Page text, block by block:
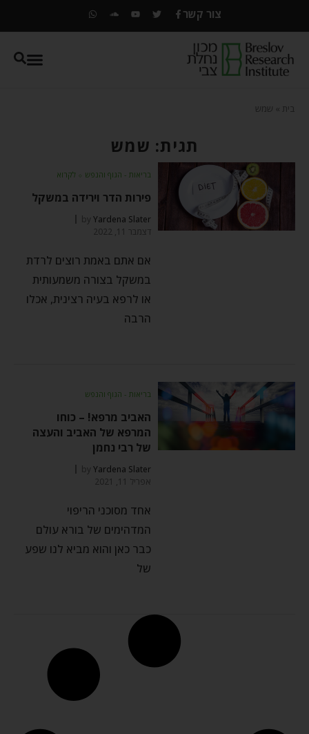
צור קשר
בית שמש
תגית: שמש
בריאות - הגוף והנפש ⬦ לקרוא
פירות הדר וירידה במשקל
byYardena Slater
דצמבר 11, 2022
אם אתם באמת רוצים לרדת
במשקל בצורה משמעותית
או לרפא בעיה רצינית, אכלו
הרבה
בריאות - הגוף והנפש
האביב מרפא! – כוחו
המרפא של האביב והעצה
של רבי נחמן
byYardena Slater
אפריל 11, 2021
אחד מסוכני הריפוי
המדהימים של בורא עולם
כבר כאן והוא מביא לנו שפע
של